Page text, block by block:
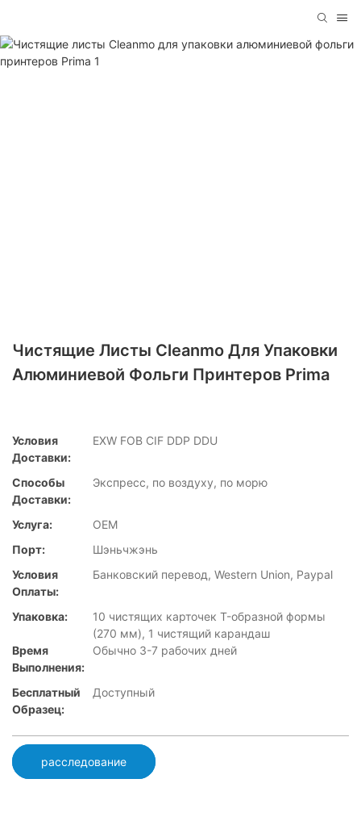
Чистящие Листы Cleanmo Для Упаковки
Алюминиевой Фольги Принтеров Prima
Условия
Доставки:
EXW FOB CIF DDP DDU
Способы
Доставки:
Экспресс, по воздуху, по морю
Услуга:
OEM
Порт:
Шэньчжэнь
Условия
Оплаты:
Банковский перевод, Western Union, Paypal
Упаковка:
10 чистящих карточек T-образной формы
(270 мм), 1 чистящий карандаш
Время
Выполнения:
Обычно 3-7 рабочих дней
Бесплатный
Образец:
Доступный
расследование